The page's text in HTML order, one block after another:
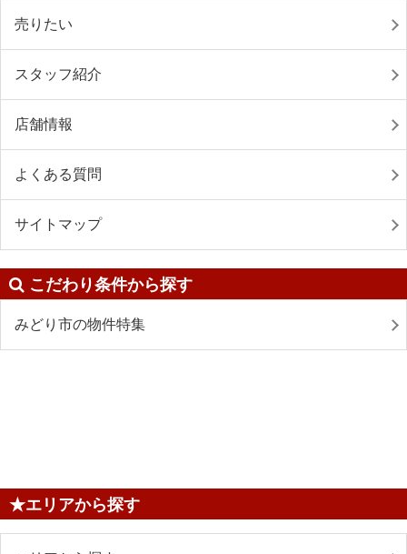
売りたい
スタッフ紹介
店舗情報
よくある質問
サイトマップ
こだわり条件から探す
みどり市の物件特集
★エリアから探す